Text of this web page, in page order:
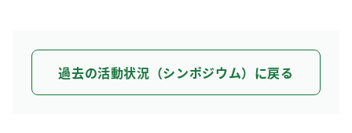
過去の活動状況（シンポジウム）に戻る